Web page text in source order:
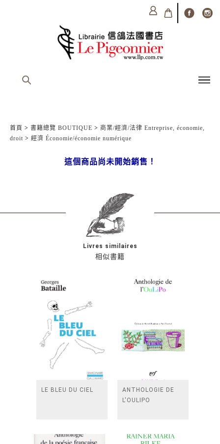
首頁 > 書籍總覽 BOUTIQUE > 商業/經濟/法律 Entreprise, économie,
droit > 經濟 Économie/économie numérique
這個商品尚未開始銷售！
相似書籍
Livres similaires
LE BLEU DU CIEL
ANTHOLOGIE DE
L'OULIPO